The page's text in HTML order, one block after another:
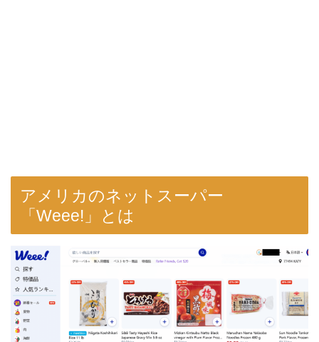
アメリカのネットスーパー
「Weee!」とは